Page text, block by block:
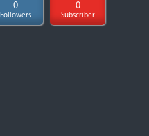
0
Followers
0
Subscriber